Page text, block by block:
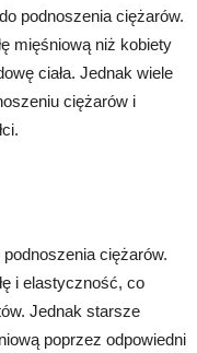
podnoszenia ciężarów.
mięśniową niż kobiety
ciała. Jednak wiele
ciężarów i
ciężarów.
i elastyczność, co
Jednak starsze
poprzez odpowiedni